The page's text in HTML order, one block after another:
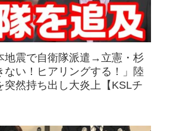
地震で自衛隊派遣→立憲・杉
ない！ヒアリングする！」陸
突然持ち出し大炎上【KSLチ